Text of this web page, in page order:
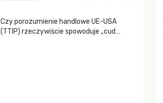
Czy porozumienie handlowe UE-USA
(TTIP) rzeczywiście spowoduje „cud